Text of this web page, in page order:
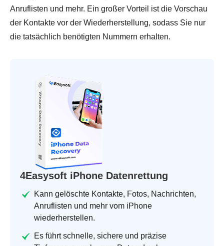
Anruflisten und mehr. Ein großer Vorteil ist die Vorschau
der Kontakte vor der Wiederherstellung, sodass Sie nur
die tatsächlich benötigten Nummern erhalten.
4Easysoft iPhone Datenrettung
Kann gelöschte Kontakte, Fotos, Nachrichten,
Anruflisten und mehr vom iPhone
wiederherstellen.
Es führt schnelle, sichere und präzise